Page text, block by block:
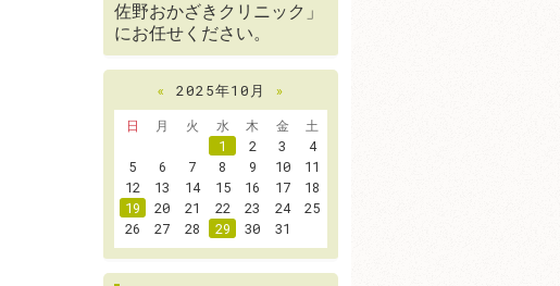
佐野おかざきクリニック」
にお任せください。
« 2025年10月
»
日
月 火 水 木 金
土
1
2 3
4
5
6 7 8 9 10
11
12
13 14 15 16 17
18
19
20 21 22 23 24
25
26
27 28 29 30 31